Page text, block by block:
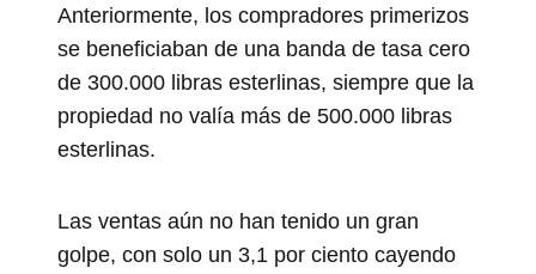
Anteriormente, los compradores primerizos
se beneficiaban de una banda de tasa cero
de 300.000 libras esterlinas, siempre que la
propiedad no valía más de 500.000 libras
esterlinas.
Las ventas aún no han tenido un gran
golpe, con solo un 3,1 por ciento cayendo